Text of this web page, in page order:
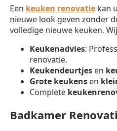
Een keuken renovatie kan
nieuwe look geven zonder
volledige nieuwe keuken.
Keukenadvies:
renovatie.
Keukendeurtjes en
Grote keukens en
Complete
Badkamer